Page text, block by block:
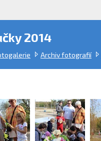
2014
Archiv fotografií